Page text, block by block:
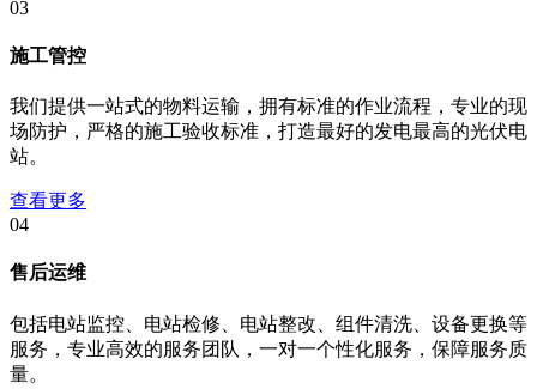
03
施工管控
我们提供一站式的物料运输，拥有标准的作业流程，专业的现
场防护，严格的施工验收标准，打造最好的发电最高的光伏电
站。
查看更多
04
售后运维
包括电站监控、电站检修、电站整改、组件清洗、设备更换等
服务，专业高效的服务团队，一对一个性化服务，保障服务质
量。